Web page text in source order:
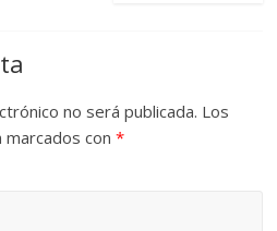
no será publicada. Los
marcados con*